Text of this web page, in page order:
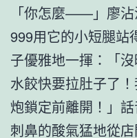
「你怎麼——」廖
999用它的小短腿站
子優雅地一揮：「
水餃快要拉肚子了
炮鎖定前離開！」
刺鼻的酸氣猛地從